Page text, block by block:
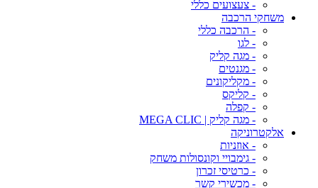
- צעצועים כללי
משחקי הרכבה
- הרכבה כללי
- לגו
- מגה קליק
- מגנטים
- מקליקונים
- קליקס
- קפלה
- מגה קליק | MEGA CLIC
אלקטרוניקה
- אוזניות
- גימבויי וקונסולות משחק
- כרטיסי זכרון
- מכשירי קשר